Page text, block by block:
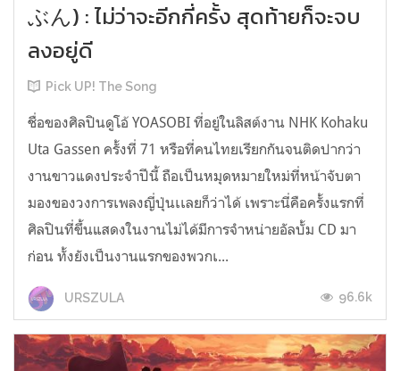
ぶん) : ไม่ว่าจะอีกกี่ครั้ง สุดท้ายก็จะจบ
ลงอยู่ดี
Pick UP! The Song
ชื่อของศิลปินดูโอ้ YOASOBI ที่อยู่ในลิสต์งาน NHK Kohaku
Uta Gassen ครั้งที่ 71 หรือที่คนไทยเรียกกันจนติดปากว่า
งานขาวแดงประจำปีนี้ ถือเป็นหมุดหมายใหม่ที่หน้าจับตา
มองของวงการเพลงญี่ปุ่นเเลยก็ว่าได้ เพราะนี่คือครั้งแรกที่
ศิลปินที่ขึ้นแสดงในงานไม่ได้มีการจำหน่ายอัลบั้ม CD มา
ก่อน ทั้งยังเป็นงานแรกของพวกเ...
URSZULA 96.6k